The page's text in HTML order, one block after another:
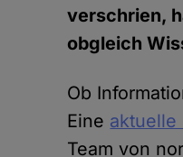
verschrien,
obgleich
Ob
Eine aktuelle
Team von